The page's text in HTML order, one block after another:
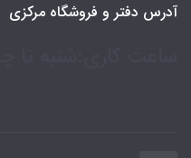
آدرس دفتر و فروشگاه مرکزی